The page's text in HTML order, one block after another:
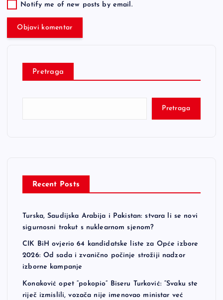
Notify me of new posts by email.
Pretraga
Pretraga
Recent Posts
Turska, Saudijska Arabija i Pakistan: stvara li se novi
sigurnosni trokut s nuklearnom sjenom?
CIK BiH ovjerio 64 kandidatske liste za Opće izbore
2026: Od sada i zvanično počinje strožiji nadzor
izborne kampanje
Konaković opet “pokopio” Biseru Turković: “Svaku ste
riječ izmislili, vozača nije imenovao ministar već